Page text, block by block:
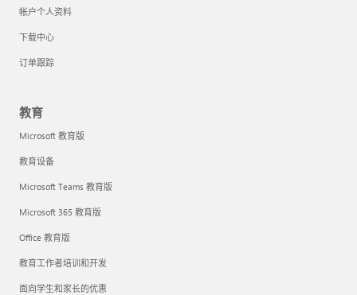
帐户个人资料
下载中心
订单跟踪
教育
Microsoft 教育版
教育设备
Microsoft Teams 教育版
Microsoft 365 教育版
Office 教育版
教育工作者培训和开发
面向学生和家长的优惠